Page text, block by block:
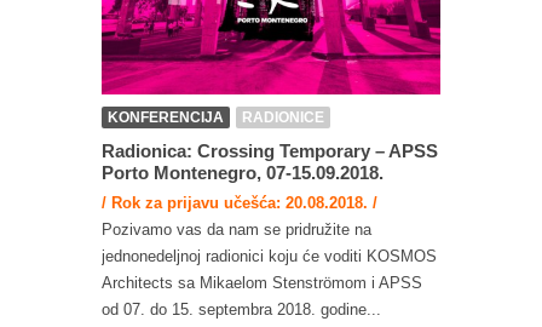
KONFERENCIJA RADIONICE
Radionica: Crossing Temporary – APSS
Porto Montenegro, 07-15.09.2018.
/ Rok za prijavu učešća: 20.08.2018. /
Pozivamo vas da nam se pridružite na
jednonedeljnoj radionici koju će voditi KOSMOS
Architects sa Mikaelom Stenströmom i APSS
od 07. do 15. septembra 2018. godine...